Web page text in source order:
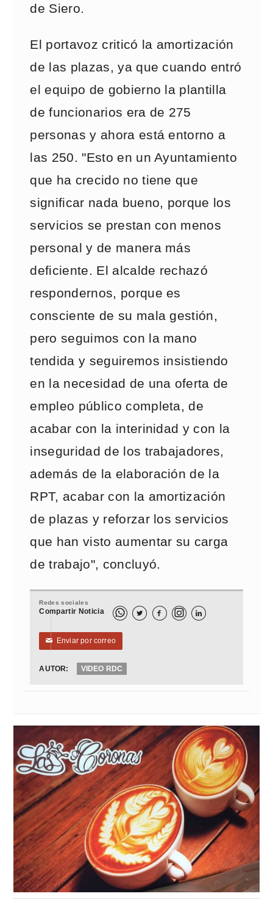
de Siero.
El portavoz criticó la amortización
de las plazas, ya que cuando entró
el equipo de gobierno la plantilla
de funcionarios era de 275
personas y ahora está entorno a
las 250. "Esto en un Ayuntamiento
que ha crecido no tiene que
significar nada bueno, porque los
servicios se prestan con menos
personal y de manera más
deficiente. El alcalde rechazó
respondernos, porque es
consciente de su mala gestión,
pero seguimos con la mano
tendida y seguiremos insistiendo
en la necesidad de una oferta de
empleo público completa, de
acabar con la interinidad y con la
inseguridad de los trabajadores,
además de la elaboración de la
RPT, acabar con la amortización
de plazas y reforzar los servicios
que han visto aumentar su carga
de trabajo", concluyó.
Redes sociales
Compartir Noticia   
✉ Enviar por correo
AUTOR: VIDEO RDC